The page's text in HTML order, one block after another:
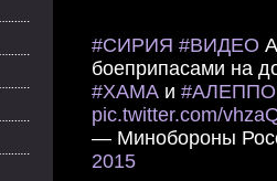
#СИРИЯ #ВИДЕО
боеприпасами на
#ХАМА и #АЛЕППО
pic.twitter.com/
— Минобороны
2015